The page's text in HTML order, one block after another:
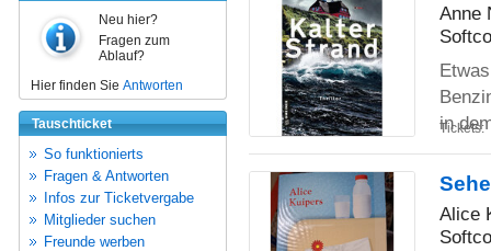
Neu hier?
Fragen zum
Ablauf?
Hier finden Sie Antworten
Tauschticket
So funktionierts
Fragen & Antworten
Infos zur Ticketvergabe
Mitglieder suchen
Freunde werben
Anne
in
Tickets:
Alice